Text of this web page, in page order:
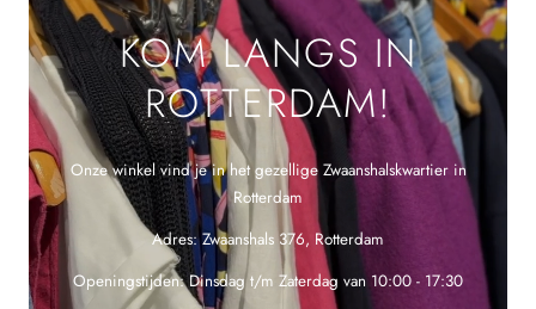
KOM LANGS IN
ROTTERDAM!
Onze winkel vind je in het gezellige Zwaanshalskwartier in
Rotterdam
Adres: Zwaanshals 376, Rotterdam
Openingstijden: Dinsdag t/m Zaterdag van 10:00 - 17:30